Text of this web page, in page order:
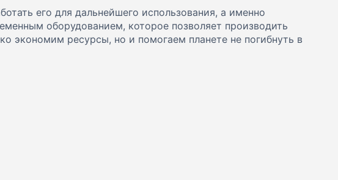
его для дальнейшего использования, а именно
оборудованием, которое позволяет производить
экономим ресурсы, но и помогаем планете не погибнуть в